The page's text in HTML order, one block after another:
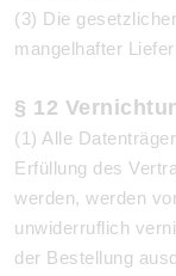
(3) Die
mangelhafter
§ 12
(1) Alle
Erfüllung des
werden, werden
unwiderruflich
der Bestellung